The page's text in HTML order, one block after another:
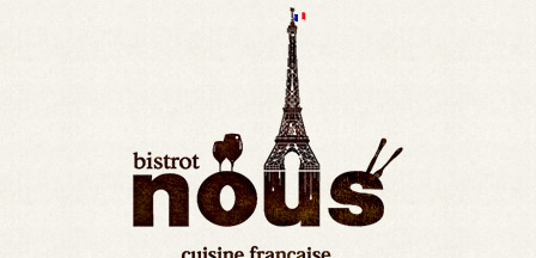
◆東京・秋葉原◆ビストロヌ
ー“bistrot nous”よりお知らせ
東京・秋葉原のビストロヌー“bistrot
nous”の最新情報をお知らせします。フ
レンチが美味しい当店の新メニューや
おすすめワインの入荷情報、メディア
情報などさまざまなお知らせをします
ので、ぜひご覧ください。